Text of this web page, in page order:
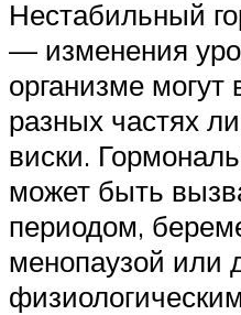
Нестабильный
— изменения
организме
разных частях
виски.
может быть
периодом,
менопаузой или